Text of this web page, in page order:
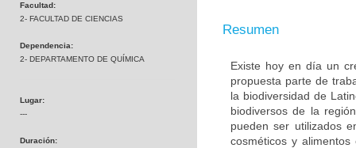
Facultad:
2- FACULTAD DE CIENCIAS
Dependencia:
2- DEPARTAMENTO DE QUÍMICA
Lugar:
---
Duración:
Resumen
Existe hoy en día un
propuesta parte de
la biodiversidad de
biodiversos de la
pueden ser utilizados
cosméticos y